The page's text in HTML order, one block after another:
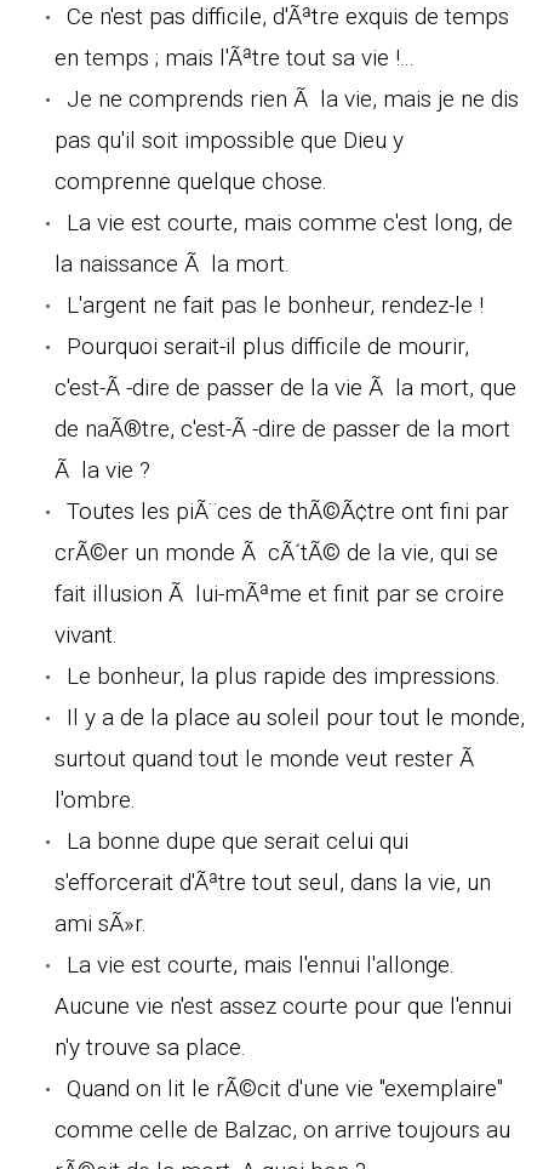
Ce n'est pas difficile, d'Ãªtre exquis de temps
en temps ; mais l'Ãªtre tout sa vie !...
Je ne comprends rien Ã la vie, mais je ne dis
pas qu'il soit impossible que Dieu y
comprenne quelque chose.
La vie est courte, mais comme c'est long, de
la naissance Ã la mort.
L'argent ne fait pas le bonheur, rendez-le !
Pourquoi serait-il plus difficile de mourir,
c'est-Ã -dire de passer de la vie Ã la mort, que
de naÃ®tre, c'est-Ã -dire de passer de la mort
Ã la vie ?
Toutes les piÃ¨ces de thÃ©Ã¢tre ont fini par
crÃ©er un monde Ã cÃ´tÃ© de la vie, qui se
fait illusion Ã lui-mÃªme et finit par se croire
vivant.
Le bonheur, la plus rapide des impressions.
Il y a de la place au soleil pour tout le monde,
surtout quand tout le monde veut rester Ã
l'ombre.
La bonne dupe que serait celui qui
s'efforcerait d'Ãªtre tout seul, dans la vie, un
ami sÃ»r.
La vie est courte, mais l'ennui l'allonge.
Aucune vie n'est assez courte pour que l'ennui
n'y trouve sa place.
Quand on lit le rÃ©cit d'une vie "exemplaire"
comme celle de Balzac, on arrive toujours au